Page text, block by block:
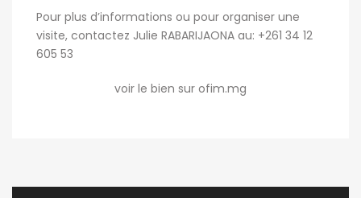
Pour plus d’informations ou pour organiser une
visite, contactez Julie RABARIJAONA au: +261 34 12
605 53
voir le bien sur ofim.mg